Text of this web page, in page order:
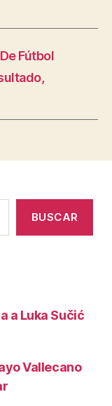
Fútbol
BUSCAR
a Luka Sučić
Vallecano